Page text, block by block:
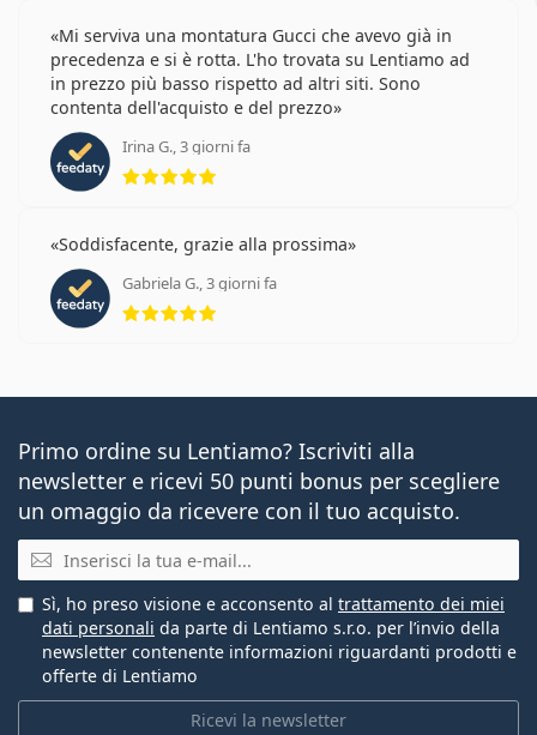
Mi serviva una montatura Gucci che avevo già in
precedenza e si è rotta. L'ho trovata su Lentiamo ad
in prezzo più basso rispetto ad altri siti. Sono
contenta dell'acquisto e del prezzo
Irina G., 3 giorni fa
Soddisfacente, grazie alla prossima
Gabriela G., 3 giorni fa
valutazione 5 di 5
Primo ordine su Lentiamo? Iscriviti alla
newsletter e ricevi 50 punti bonus per scegliere
un omaggio da ricevere con il tuo acquisto.
E-mail
Ricevi la newsletter
Sì, ho preso visione e acconsento al trattamento dei miei
dati personali da parte di Lentiamo s.r.o. per l’invio della
newsletter contenente informazioni riguardanti prodotti e
offerte di Lentiamo